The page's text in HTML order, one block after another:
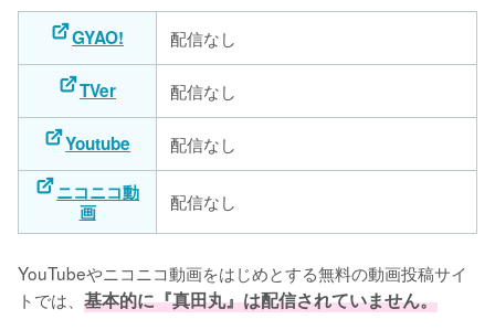
GYAO! 配信なし
TVer 配信なし
Youtube
配信なし
ニコニコ動
画
配信なし
YouTubeやニコニコ動画をはじめとする無料の動画投稿サイ
トでは、 基本的に『真田丸』は配信されていません。